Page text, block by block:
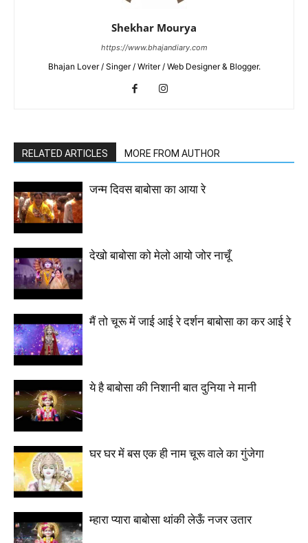
Shekhar Mourya
https://www.bhajandiary.com
Bhajan Lover / Singer / Writer / Web Designer & Blogger.
RELATED ARTICLES MORE FROM AUTHOR
जन्म दिवस बाबोसा का आया रे
देखो बाबोसा को मेलो आयो जोर नाचूँ
मैं तो चूरू में जाई आई रे दर्शन बाबोसा का कर आई रे
ये है बाबोसा की निशानी बात दुनिया ने मानी
घर घर में बस एक ही नाम चूरू वाले का गुंजेगा
म्हारा प्यारा बाबोसा थांकी लेऊँ नजर उतार